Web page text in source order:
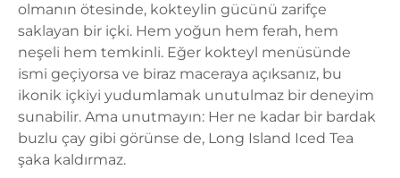
olmanın ötesinde, kokteylin gücünü zarifçe
saklayan bir içki. Hem yoğun hem ferah, hem
neşeli hem temkinli. Eğer kokteyl menüsünde
ismi geçiyorsa ve biraz maceraya açıksanız, bu
ikonik içkiyi yudumlamak unutulmaz bir deneyim
sunabilir. Ama unutmayın: Her ne kadar bir bardak
buzlu çay gibi görünse de, Long Island Iced Tea
şaka kaldırmaz.